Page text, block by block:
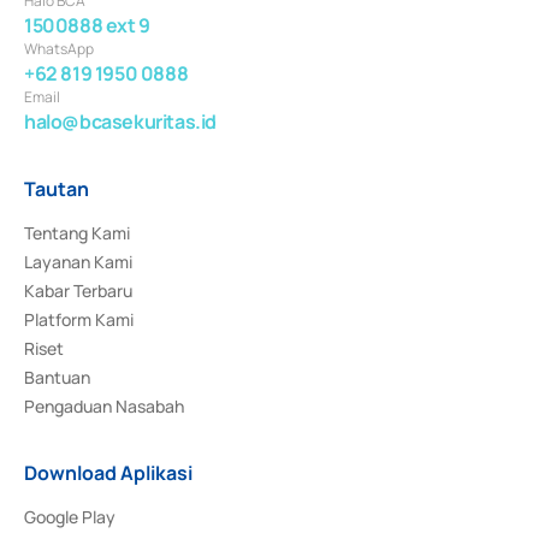
1500888 ext 9
WhatsApp
+62 819 1950 0888
Email
halo@bcasekuritas.id
Tautan
Tentang Kami
Layanan Kami
Kabar Terbaru
Platform Kami
Riset
Bantuan
Pengaduan Nasabah
Download Aplikasi
Google Play